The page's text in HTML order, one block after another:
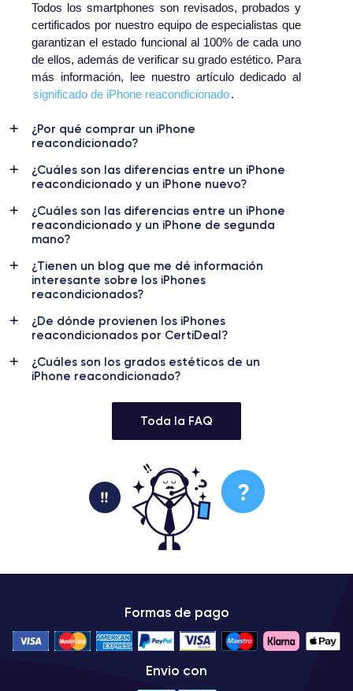
Todos los smartphones son revisados, probados y
certificados por nuestro equipo de especialistas que
garantizan el estado funcional al 100% de cada uno
de ellos, además de verificar su grado estético. Para
más información, lee nuestro artículo dedicado al
significado de iPhone reacondicionado.
¿Por qué comprar un iPhone
reacondicionado?
¿Cuáles son las diferencias entre un iPhone
reacondicionado y un iPhone nuevo?
¿Cuáles son las diferencias entre un iPhone
reacondicionado y un iPhone de segunda
mano?
¿Tienen un blog que me dé información
interesante sobre los iPhones
reacondicionados?
¿De dónde provienen los iPhones
reacondicionados por CertiDeal?
¿Cuáles son los grados estéticos de un
iPhone reacondicionado?
Toda la FAQ
Formas de pago
Envio con